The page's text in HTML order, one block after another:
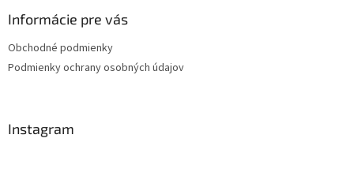
Informácie pre vás
Obchodné podmienky
Podmienky ochrany osobných údajov
Instagram